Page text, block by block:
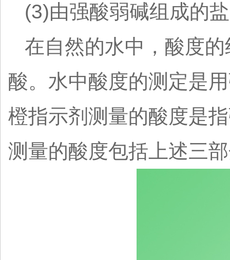
(3)由强酸弱碱组成的
在自然的水中，酸度
酸。水中酸度的测定是
橙指示剂测量的酸度是
测量的酸度包括上述三